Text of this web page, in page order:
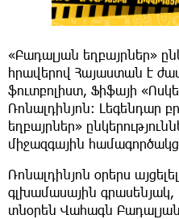
«Բադալյան եղբայրներ»
հրավերով Հայաստան է
ֆուտբոլիստ, Ֆիֆայի
Ռոնալդինյոն։ Լեգենդար
եղբայրներ»
միջազգային
Ռոնալդինյոն օրերս
գլխամասային
տնօրեն Վահագն